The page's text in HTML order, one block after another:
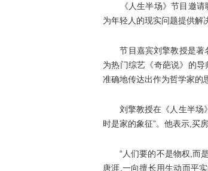
《人生半场》节目邀请职
为年轻人的现实问题提供解
节目嘉宾刘擎教授是著名
为热门综艺《奇葩说》的导
准确地传达出作为哲学家的
刘擎教授在《人生半场》
时是家的象征”。他表示,买
“人们要的不是物权,而是
唐涯,一向擅长用生动而平